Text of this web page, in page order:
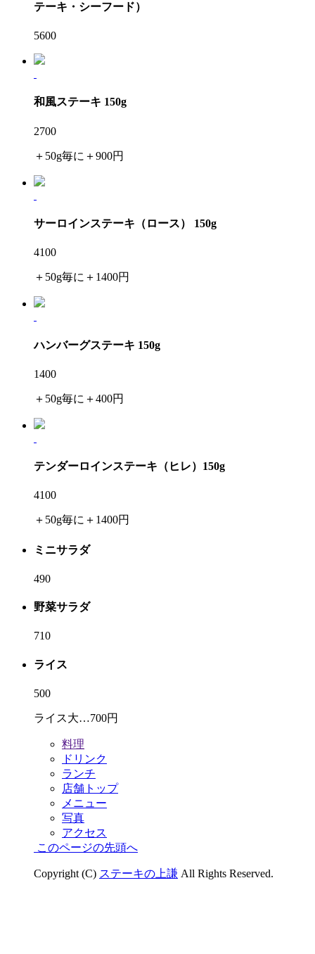
テーキ・シーフード）
5600
和風ステーキ 150g
2700
＋50g毎に＋900円
サーロインステーキ（ロース） 150g
4100
＋50g毎に＋1400円
ハンバーグステーキ 150g
1400
＋50g毎に＋400円
テンダーロインステーキ（ヒレ）150g
4100
＋50g毎に＋1400円
ミニサラダ
490
野菜サラダ
710
ライス
500
ライス大…700円
料理
ドリンク
ランチ
店舗トップ
メニュー
写真
アクセス
このページの先頭へ
Copyright (C) ステーキの上謙 All Rights Reserved.